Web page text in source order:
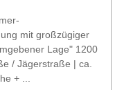
mit großzügiger
Lage" 1200
/ Jägerstraße | ca.
+ ...